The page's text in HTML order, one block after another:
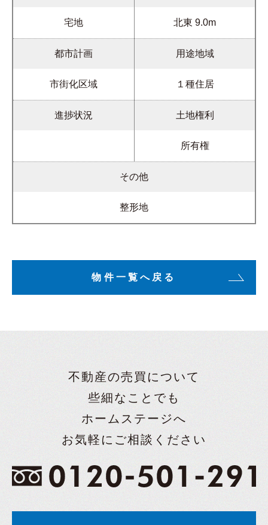
宅地 北東 9.0m
都市計画
市街化区域
用途地域
１種住居
進捗状況 土地権利
所有権
その他
整形地
物件一覧へ戻る
不動産の売買について
些細なことでも
ホームステージへ
お気軽にご相談ください